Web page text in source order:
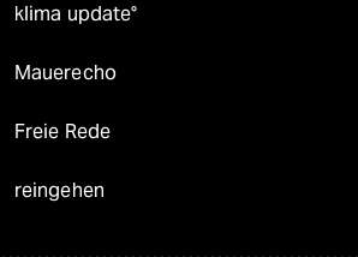
klima update°
Mauerecho
Freie Rede
reingehen